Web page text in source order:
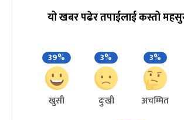
यो खबर पढेर तपाईलाई कस्तो
39%
खुसी
3%
दुःखी
3%
अचम्मित